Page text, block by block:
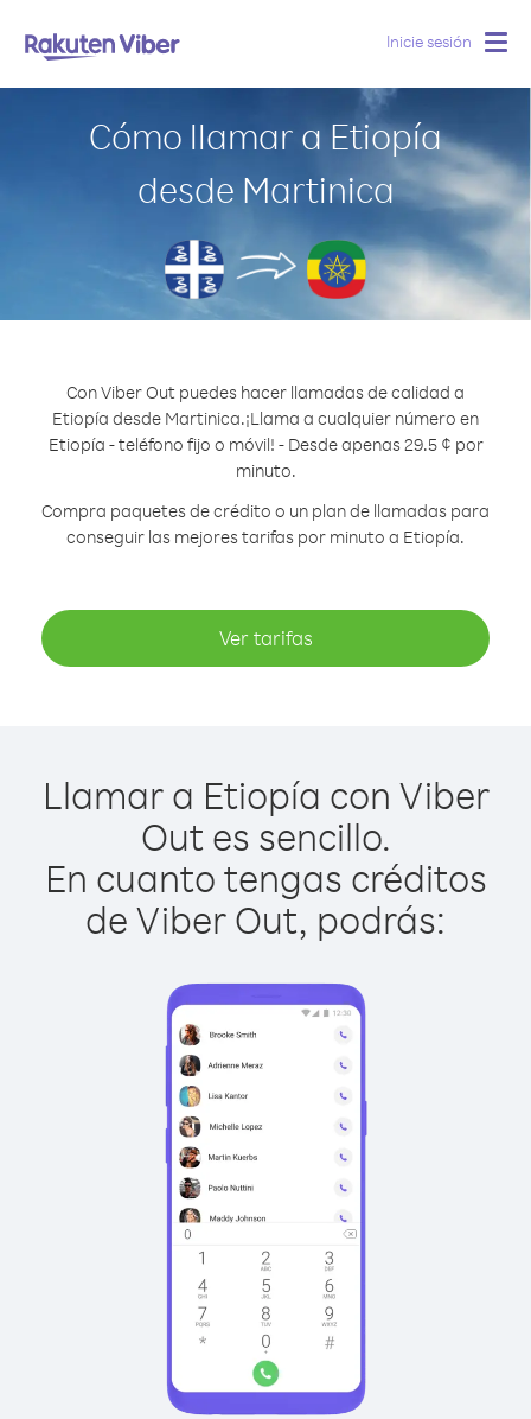
Inicie sesión
Cómo llamar a Etiopía
desde Martinica
Con Viber Out puedes hacer llamadas de calidad a
Etiopía desde Martinica.¡Llama a cualquier número en
Etiopía - teléfono fijo o móvil! - Desde apenas 29.5 ¢ por
minuto.
Compra paquetes de crédito o un plan de llamadas para
conseguir las mejores tarifas por minuto a Etiopía.
Ver tarifas
Llamar a Etiopía con Viber
Out es sencillo.
En cuanto tengas créditos
de Viber Out, podrás: